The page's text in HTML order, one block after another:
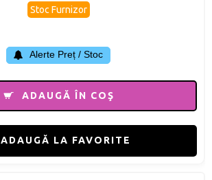
Stoc Furnizor
Alerte Preț / Stoc
ADAUGĂ ÎN COŞ
ADAUGĂ LA FAVORITE